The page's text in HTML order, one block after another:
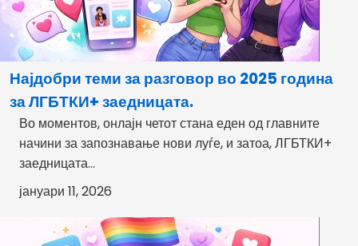
Најдобри теми за разговор во 2025 година
за ЛГБТКИ+ заедницата.
Во моментов, онлајн четот стана еден од главните
начини за запознавање нови луѓе, и затоа, ЛГБТКИ+
заедницата...
јануари 11, 2026